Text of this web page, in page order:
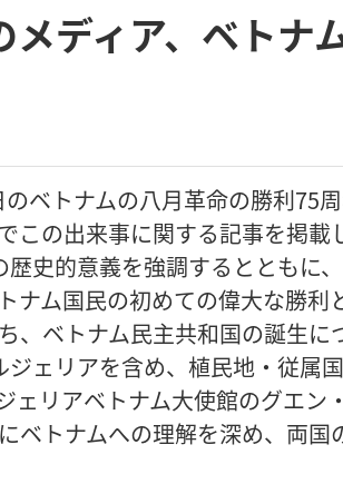
メディア、ベトナ
ベトナムの八月革命の勝利75
この出来事に関する記事を掲載
歴史的意義を強調するとともに
ナム国民の初めての偉大な勝利
、ベトナム民主共和国の誕生に
ェリアを含め、植民地・従属
ェリアベトナム大使館のグエ
ベトナムへの理解を深め、両